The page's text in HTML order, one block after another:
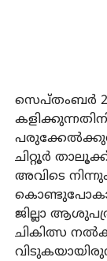
സെപ്തംബര്‍
ചിറ്റൂര്‍
അവിടെ
ജില്ലാ
ചികിത്സ നല്‍കി